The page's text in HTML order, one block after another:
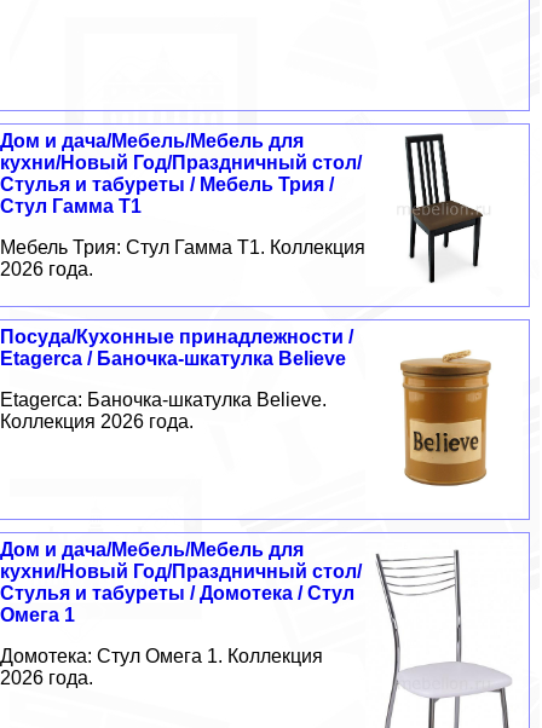
Дом и дача/Мебель/Мебель для
кухни/Новый Год/Праздничный стол/
Стулья и табуреты / Мебель Трия /
Стул Гамма Т1
Мебель Трия: Стул Гамма Т1. Коллекция
2026 года.
Посуда/Кухонные принадлежности /
Etagerca / Баночка-шкатулка Believe
Etagerca: Баночка-шкатулка Believe.
Коллекция 2026 года.
Дом и дача/Мебель/Мебель для
кухни/Новый Год/Праздничный стол/
Стулья и табуреты / Домотека / Стул
Омега 1
Домотека: Стул Омега 1. Коллекция
2026 года.